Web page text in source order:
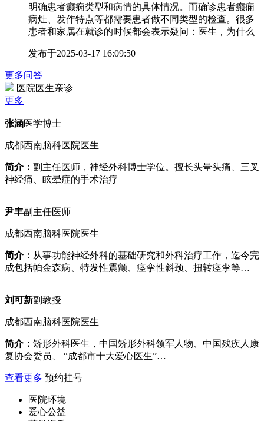
明确患者癫痫类型和病情的具体情况。而确诊患者癫痫
病灶、发作特点等都需要患者做不同类型的检查。很多
患者和家属在就诊的时候都会表示疑问：医生，为什么
发布于2025-03-17 16:09:50
更多问答
医院医生亲诊
更多
张涵医学博士
成都西南脑科医院医生
简介： 副主任医师，神经外科博士学位。擅长头晕头痛、三叉
神经痛、眩晕症的手术治疗
尹丰副主任医师
成都西南脑科医院医生
简介： 从事功能神经外科的基础研究和外科治疗工作，迄今完
成包括帕金森病、特发性震颤、痉挛性斜颈、扭转痉挛等…
刘可新副教授
成都西南脑科医院医生
简介： 矫形外科医生，中国矫形外科领军人物、中国残疾人康
复协会委员、 “成都市十大爱心医生”…
查看更多 预约挂号
医院环境
爱心公益